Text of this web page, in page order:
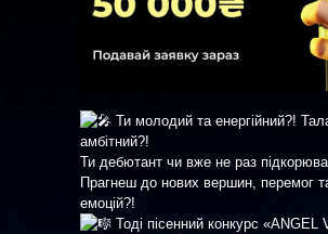
Ти молодий та енергійний?!
амбітний?!
Ти дебютант чи вже не раз
Прагнеш до нових вершин, перемог
емоцій?!
Тоді пісенний конкурс «ANGEL